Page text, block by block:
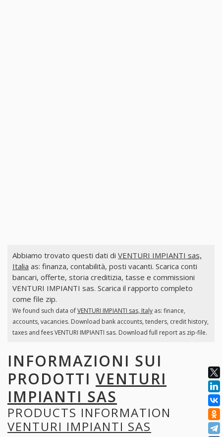
Abbiamo trovato questi dati di VENTURI IMPIANTI sas,
Italia as: finanza, contabilità, posti vacanti. Scarica conti
bancari, offerte, storia creditizia, tasse e commissioni
VENTURI IMPIANTI sas. Scarica il rapporto completo
come file zip.
We found such data ofVENTURI IMPIANTI sas, Italyas: finance,
accounts, vacancies. Download bank accounts, tenders, credit history,
taxes and fees VENTURI IMPIANTI sas. Download full report as zip-file.
INFORMAZIONI SUI
PRODOTTI VENTURI
IMPIANTI SAS
PRODUCTS INFORMATION
VENTURI IMPIANTI SAS